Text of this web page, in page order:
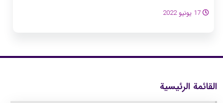
17 يونيو 2022
القائمة الرئيسية